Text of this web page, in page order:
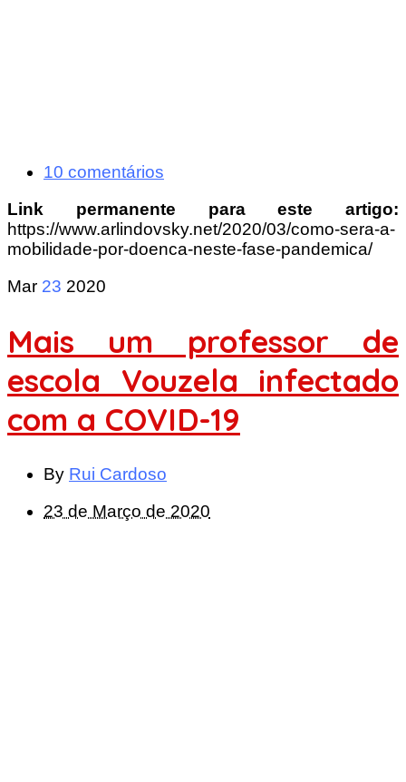
10 comentários
Link permanente para este artigo:
https://www.arlindovsky.net/2020/03/como-sera-a-
mobilidade-por-doenca-neste-fase-pandemica/
Mar 23 2020
Mais um professor de
escola Vouzela infectado
com a COVID-19
By Rui Cardoso
23 de Março de 2020